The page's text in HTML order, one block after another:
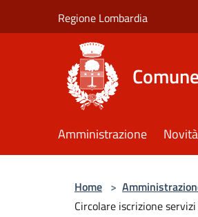
Regione Lombardia
Amministrazione Novità
Home >
Circolare iscrizione